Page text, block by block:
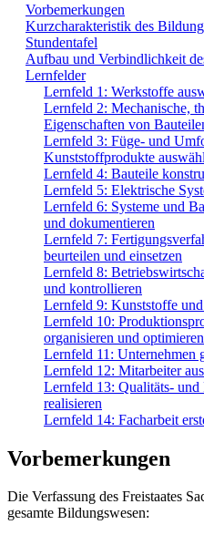
Vorbemerkungen
Kurzcharakteristik des
Stundentafel
Aufbau und Verbindlichkeit
Lernfelder
Lernfeld 1: Werkstoffe
Lernfeld 2: Mechanische,
Eigenschaften von
Lernfeld 3: Füge- und
Kunststoffprodukte
Lernfeld 4: Bauteile
Lernfeld 5: Elektrische
Lernfeld 6: Systeme und
und dokumentieren
Lernfeld 7:
beurteilen und einsetzen
Lernfeld 8:
und kontrollieren
Lernfeld 9: Kunststoffe
Lernfeld 10:
organisieren und optimieren
Lernfeld 11: Unternehmen
Lernfeld 12: Mitarbeiter
Lernfeld 13: Qualitäts- und
realisieren
Lernfeld 14: Facharbeit
Vorbemerkungen
Die Verfassung des Freistaates
gesamte Bil­dungswesen: